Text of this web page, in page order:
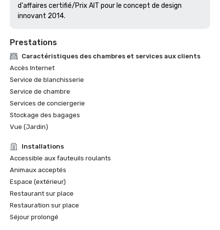
d'affaires certifié/Prix AIT pour le concept de design
innovant 2014.
Prestations
Caractéristiques des chambres et services aux clients
Accès Internet
Service de blanchisserie
Service de chambre
Services de conciergerie
Stockage des bagages
Vue (Jardin)
Installations
Accessible aux fauteuils roulants
Animaux acceptés
Espace (extérieur)
Restaurant sur place
Restauration sur place
Séjour prolongé